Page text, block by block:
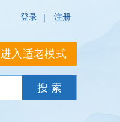
登录 | 注册
进入适老模式